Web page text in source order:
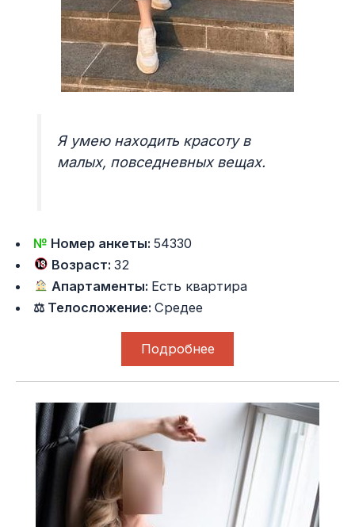
Я умею находить красоту в
малых, повседневных вещах.
№ Номер анкеты:54330
Возраст:32
Апартаменты: Есть квартира
⚖ Телосложение:Средее
Подробнее